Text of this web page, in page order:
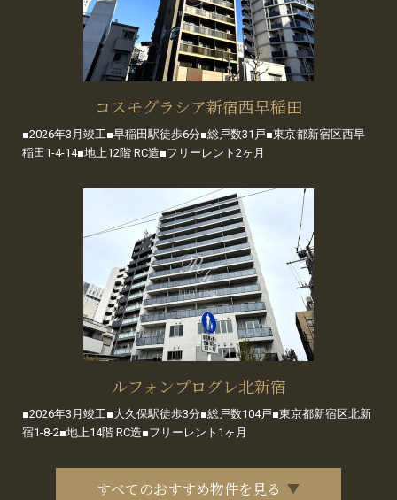
コスモグラシア新宿西早稲田
■2026年3月竣工■早稲田駅徒歩6分■総戸数31戸■東京都新宿区西早
稲田1-4-14■地上12階 RC造■フリーレント2ヶ月
ルフォンプログレ北新宿
■2026年3月竣工■大久保駅徒歩3分■総戸数104戸■東京都新宿区北新
宿1-8-2■地上14階 RC造■フリーレント1ヶ月
すべてのおすすめ物件を見る